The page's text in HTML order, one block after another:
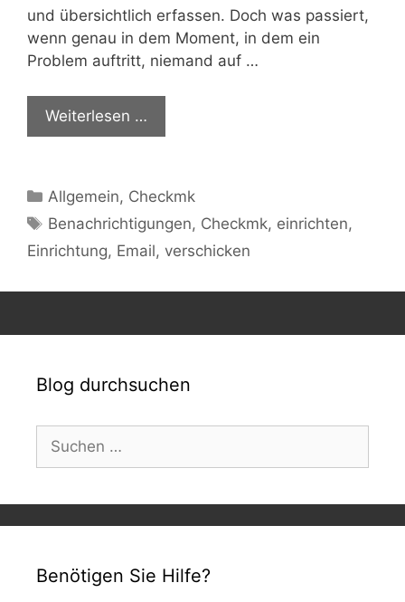
und übersichtlich erfassen. Doch was passiert,
wenn genau in dem Moment, in dem ein
Problem auftritt, niemand auf …
Weiterlesen …
Kategorien
Allgemein, Checkmk
Schlagwörter
Benachrichtigungen, Checkmk, einrichten,
Einrichtung, Email, verschicken
Blog durchsuchen
nach:
Benötigen Sie Hilfe?